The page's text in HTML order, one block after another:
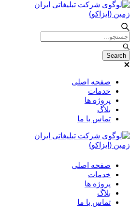
صفحه اصلی
خدمات
پروژه ها
بلاگ
تماس با ما
صفحه اصلی
خدمات
پروژه ها
بلاگ
تماس با ما